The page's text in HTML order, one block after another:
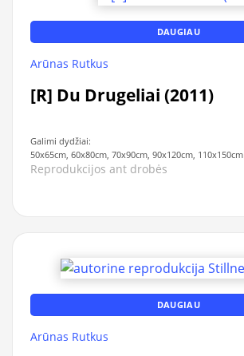
DAUGIAU
Arūnas Rutkus
[R] Du Drugeliai (2011)
Galimi dydžiai:
50x65cm, 60x80cm, 70x90cm, 90x120cm, 110x150cm
Reprodukcijos ant drobės
DAUGIAU
Arūnas Rutkus